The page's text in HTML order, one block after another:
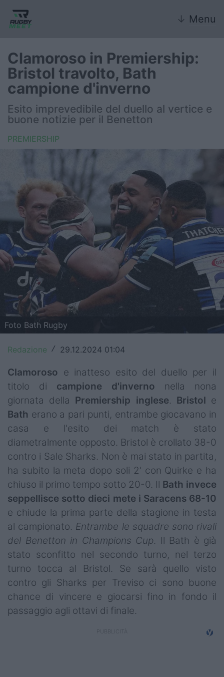
↓ Menu
Nazionale
Nazionali giovanili
Rugby Sevens
FIR
6 Nazioni
United Rugby Championship
Top14
Premiership
Champions Cup
Challenge Cup
World Rugby
Rugby World Cup
Super Rugby
Rugby in TV
Mercato
Serie A Elite
Campionati
Serie A
Serie B
Serie C
Femminile
Giovanili
Coppa Italia
Minirugby
Clamoroso in Premiership:
Bristol travolto, Bath
campione d'inverno
Esito imprevedibile del duello al vertice e
buone notizie per il Benetton
PREMIERSHIP
Foto Bath Rugby
Redazione / 29.12.2024 01:04
Clamoroso e inatteso esito del duello per il
titolo di campione d'inverno nella nona
giornata della Premiership inglese. Bristol e
Bath erano a pari punti, entrambe giocavano in
casa e l'esito dei match è stato
diametralmente opposto. Bristol è crollato 38-0
contro i Sale Sharks. Non è mai stato in partita,
ha subito la meta dopo soli 2' con Quirke e ha
chiuso il primo tempo sotto 20-0. Il Bath invece
seppellisce sotto dieci mete i Saracens 68-10
e chiude la prima parte della stagione in testa
al campionato. Entrambe le squadre sono rivali
del Benetton in Champions Cup. Il Bath è già
stato sconfitto nel secondo turno, nel terzo
turno tocca al Bristol. Se sarà quello visto
contro gli Sharks per Treviso ci sono buone
chance di vincere e giocarsi fino in fondo il
passaggio agli ottavi di finale.